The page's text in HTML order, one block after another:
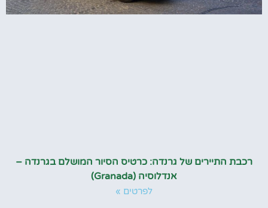
רכבת התיירים של גרנדה: כרטיס הסיור המושלם בגרנדה –
אנדלוסיה (Granada)
לפרטים »